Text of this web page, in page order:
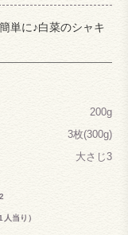
単に♪白菜のシャキ
200g
3枚(300g)
大さじ3
当り）